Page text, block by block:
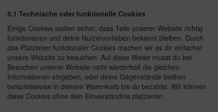
5.1 Technische oder funktionelle Cookies
Einige Cookies stellen sicher, dass Teile unserer Website richtig
funktionieren und deine Nutzervorlieben bekannt bleiben. Durch
das Platzieren funktionaler Cookies machen wir es dir einfacher
unsere Website zu besuchen. Auf diese Weise musst du bei
Besuchen unserer Website nicht wiederholt die gleichen
Informationen eingeben, oder deine Gegenstände bleiben
beispielsweise in deinem Warenkorb bis du bezahlst. Wir können
diese Cookies ohne dein Einverständnis platzieren.